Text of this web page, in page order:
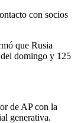
con socios
que Rusia
domingo y 125
de AP con la
generativa.